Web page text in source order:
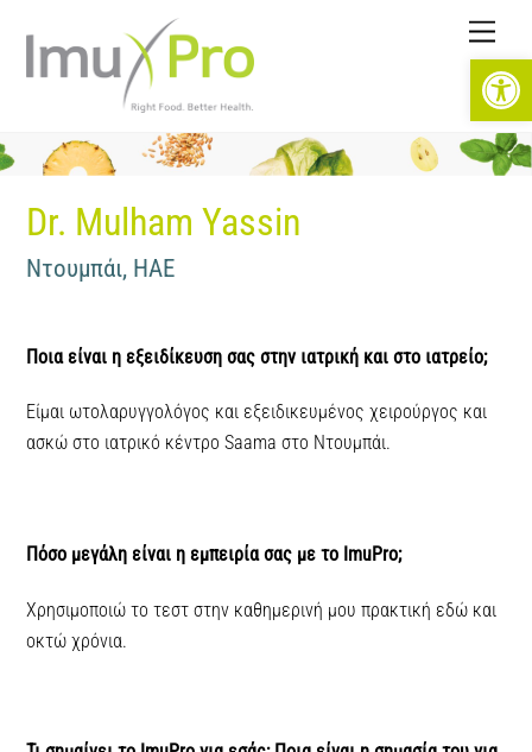
Open toolbar
content
Dr. Mulham Yassin
Ντουμπάι, ΗΑΕ
Ποια είναι η εξειδίκευση σας στην ιατρική και στο ιατρείο;
Είμαι ωτολαρυγγολόγος και εξειδικευμένος χειρούργος και
ασκώ στο ιατρικό κέντρο Saama στο Ντουμπάι.
Πόσο μεγάλη είναι η εμπειρία σας με το ImuPro;
Χρησιμοποιώ το τεστ στην καθημερινή μου πρακτική εδώ και
οκτώ χρόνια.